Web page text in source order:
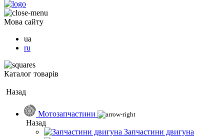
Мова сайту
ua
ru
Каталог товарів
Назад
Мотозапчастини
Назад
Запчастини двигуна